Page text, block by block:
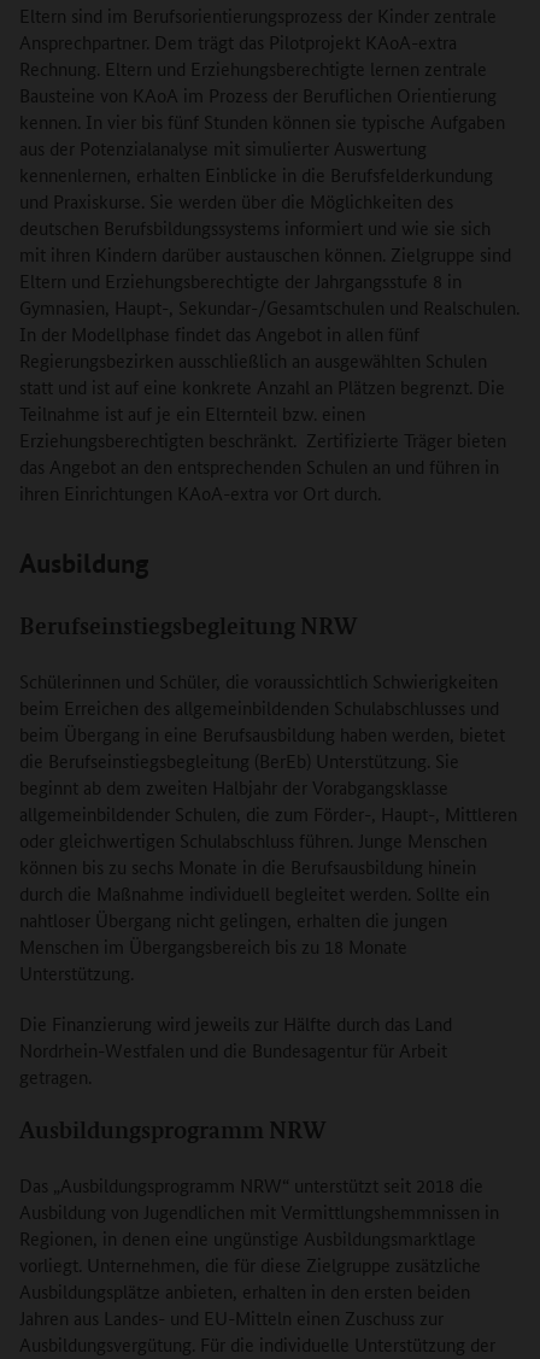
Eltern sind im Berufsorientierungsprozess der Kinder zentrale
Ansprechpartner. Dem trägt das Pilotprojekt KAoA-extra
Rechnung. Eltern und Erziehungsberechtigte lernen zentrale
Bausteine von KAoA im Prozess der Beruflichen Orientierung
kennen. In vier bis fünf Stunden können sie typische Aufgaben
aus der Potenzialanalyse mit simulierter Auswertung
kennenlernen, erhalten Einblicke in die Berufsfelderkundung
und Praxiskurse. Sie werden über die Möglichkeiten des
deutschen Berufsbildungssystems informiert und wie sie sich
mit ihren Kindern darüber austauschen können. Zielgruppe sind
Eltern und Erziehungsberechtigte der Jahrgangsstufe 8 in
Gymnasien, Haupt-, Sekundar-/Gesamtschulen und Realschulen.
In der Modellphase findet das Angebot in allen fünf
Regierungsbezirken ausschließlich an ausgewählten Schulen
statt und ist auf eine konkrete Anzahl an Plätzen begrenzt. Die
Teilnahme ist auf je ein Elternteil bzw. einen
Erziehungsberechtigten beschränkt. Zertifizierte Träger bieten
das Angebot an den entsprechenden Schulen an und führen in
ihren Einrichtungen KAoA-extra vor Ort durch.
Ausbildung
Berufseinstiegsbegleitung NRW
Schülerinnen und Schüler, die voraussichtlich Schwierigkeiten
beim Erreichen des allgemeinbildenden Schulabschlusses und
beim Übergang in eine Berufsausbildung haben werden, bietet
die Berufseinstiegsbegleitung (BerEb) Unterstützung. Sie
beginnt ab dem zweiten Halbjahr der Vorabgangsklasse
allgemeinbildender Schulen, die zum Förder-, Haupt-, Mittleren
oder gleichwertigen Schulabschluss führen. Junge Menschen
können bis zu sechs Monate in die Berufsausbildung hinein
durch die Maßnahme individuell begleitet werden. Sollte ein
nahtloser Übergang nicht gelingen, erhalten die jungen
Menschen im Übergangsbereich bis zu 18 Monate
Unterstützung.
Die Finanzierung wird jeweils zur Hälfte durch das Land
Nordrhein-Westfalen und die Bundesagentur für Arbeit
getragen.
Ausbildungsprogramm NRW
Das „Ausbildungsprogramm NRW“ unterstützt seit 2018 die
Ausbildung von Jugendlichen mit Vermittlungshemmnissen in
Regionen, in denen eine ungünstige Ausbildungsmarktlage
vorliegt. Unternehmen, die für diese Zielgruppe zusätzliche
Ausbildungsplätze anbieten, erhalten in den ersten beiden
Jahren aus Landes- und EU-Mitteln einen Zuschuss zur
Ausbildungsvergütung. Für die individuelle Unterstützung der